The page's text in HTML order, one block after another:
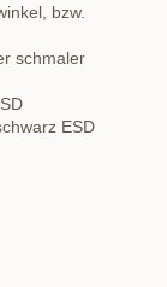
bzw.
schmaler
ESD